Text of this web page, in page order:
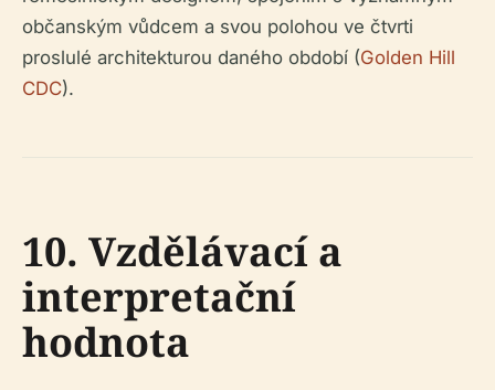
občanským vůdcem a svou polohou ve čtvrti
proslulé architekturou daného období (Golden Hill
CDC).
10. Vzdělávací a
interpretační
hodnota